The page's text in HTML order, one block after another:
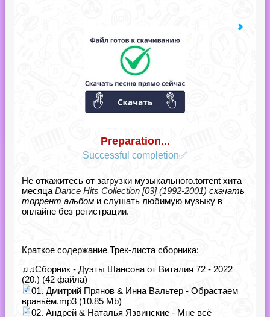
Preparation...
Successful completion✅
Не откажитесь от загрузки музыкального.torrent хита
месяца Dance Hits Collection [03] (1992-2001) скачать
торрент альбом и слушать любимую музыку в
онлайне без регистрации.
Краткое содержание Трек-листа сборника:
♫♫Сборник - Дуэты Шансона от Виталия 72 - 2022
(20.) (42 файла)
01. Дмитрий Прянов & Инна Вальтер - Обрастаем
враньём.mp3 (10.85 Mb)
02. Андрей & Наталья Язвинские - Мне всё